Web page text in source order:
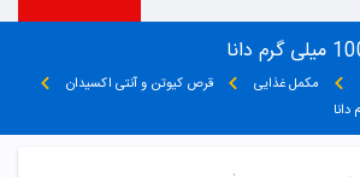
مکمل غذایی
قرص کیوتن و آنتی اکسیدان